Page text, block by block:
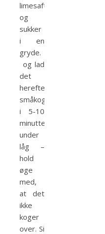
limesaft
og
sukker
i en
gryde.
og lad
det
herefter
småkoge
i 5-10
minutter
under
låg –
hold
øge
med,
at det
ikke
koger
over. Si